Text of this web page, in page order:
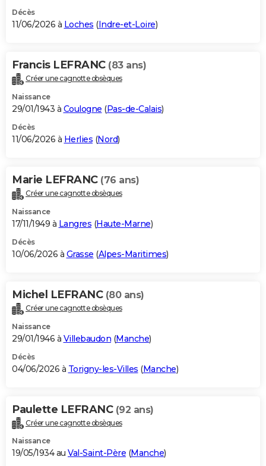
Décès
11/06/2026 à Loches (Indre-et-Loire)
Francis LEFRANC (83 ans)
Créer une cagnotte obsèques
Naissance
29/01/1943 à Coulogne (Pas-de-Calais)
Décès
11/06/2026 à Herlies (Nord)
Marie LEFRANC (76 ans)
Créer une cagnotte obsèques
Naissance
17/11/1949 à Langres (Haute-Marne)
Décès
10/06/2026 à Grasse (Alpes-Maritimes)
Michel LEFRANC (80 ans)
Créer une cagnotte obsèques
Naissance
29/01/1946 à Villebaudon (Manche)
Décès
04/06/2026 à Torigny-les-Villes (Manche)
Paulette LEFRANC (92 ans)
Créer une cagnotte obsèques
Naissance
19/05/1934 au Val-Saint-Père (Manche)